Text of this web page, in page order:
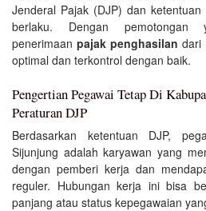
Jenderal Pajak (DJP) dan
berlaku. Dengan pemotongan
penerimaanpajak penghasilan dari
optimal dan terkontrol dengan baik.
Pengertian Pegawai Tetap Di
Peraturan DJP
Berdasarkan ketentuan DJP,
Sijunjung adalah karyawan yang
dengan pemberi kerja dan
reguler. Hubungan kerja ini bisa
panjang atau status kepegawaian